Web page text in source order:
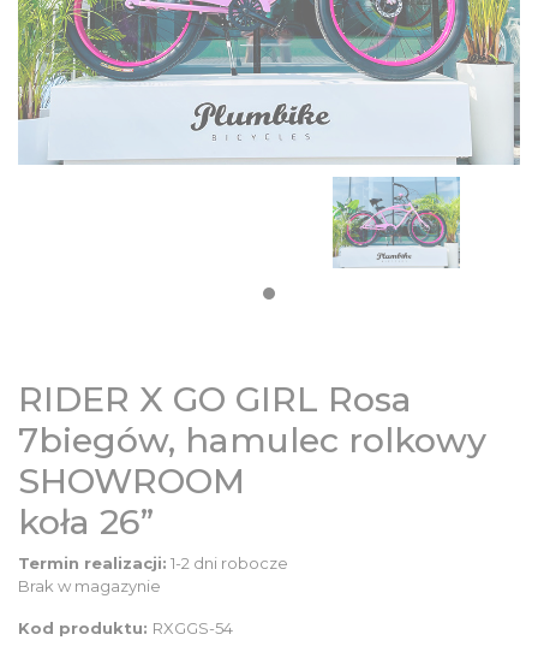
MĘSKIE
AKCESORIA
KONTAKT
INFO
RIDER X GO GIRL Rosa
7biegów, hamulec rolkowy
SHOWROOM
koła 26”
Kod produktu: RXGGS-54
Termin realizacji: 1-2 dni robocze
Brak w magazynie